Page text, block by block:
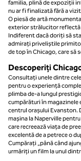
familia, plină de expoziții
nu ar fi finalizată fără a
O piesă de artă
exterior strălucitor reflectă
Indiferent dacă doriți să
admirați priveliștile
de top în Chicago, care să
Descoperiți
Consultați unele dintre
pentru o experiență
plimba de-a lungul
cumpărături în magazinele
centrul orașului Evanston.
mașina la Naperville
care recreează viața de
excelentă de a petrece o
Cumpărați „până când
urmăriți un film la unul